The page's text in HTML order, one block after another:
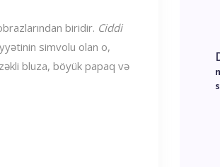
biridir. Ciddi
simvolu olan o,
bluza, böyük papaq və